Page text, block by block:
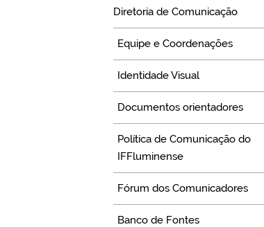
Diretoria de Comunicação
Equipe e Coordenações
Identidade Visual
Documentos orientadores
Política de Comunicação do
IFFluminense
Fórum dos Comunicadores
Banco de Fontes